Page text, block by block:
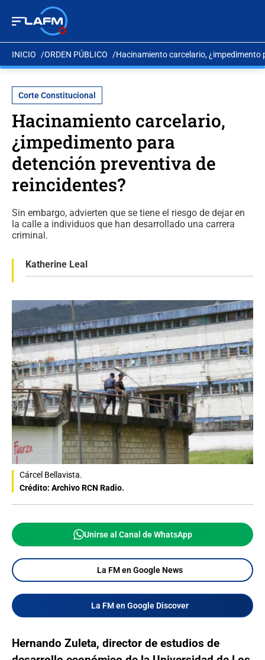
INICIO ORDEN PÚBLICO Hacinamiento carcelario,
Corte Constitucional
Hacinamiento carcelario,
¿impedimento para
detención preventiva de
reincidentes?
Sin embargo, advierten que se tiene el riesgo de dejar en
la calle a individuos que han desarrollado una carrera
criminal.
Katherine Leal
Cárcel Bellavista.
Crédito: Archivo RCN Radio.
Unirse al Canal de WhatsApp
La FM en Google News
La FM en Google Discover
Hernando Zuleta, director de estudios de